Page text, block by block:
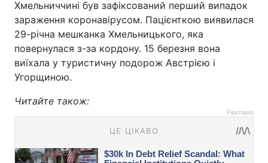
Хмельниччині був зафіксований перший випадок
зараження коронавірусом. Пацієнткою виявилася
29-річна мешканка Хмельницького, яка
повернулася з-за кордону. 15 березня вона
виїхала у туристичну подорож Австрією і
Угорщиною.
Читайте також:
Реклама